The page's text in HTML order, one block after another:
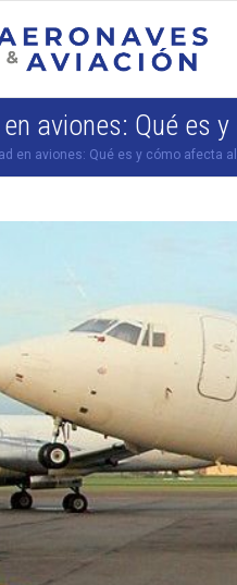
aviones: Qué es
en aviones: Qué es y cómo afecta